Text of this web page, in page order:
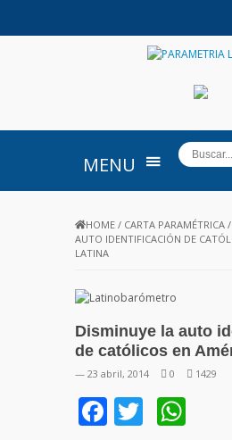
MENU
HOME / CARTA PARAMÉTRICA /
AUTO IDENTIFICACIÓN DE
LATINA
Disminuye la auto
de católicos en
— 23 abril, 2014 0 1429
Facebook
Twitter